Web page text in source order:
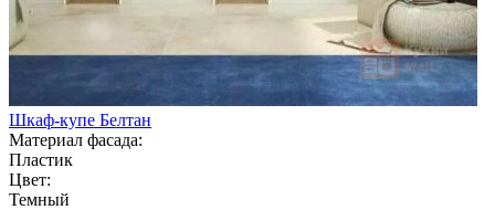
Шкаф-купе Белтан
Материал фасада:
Пластик
Цвет:
Темный